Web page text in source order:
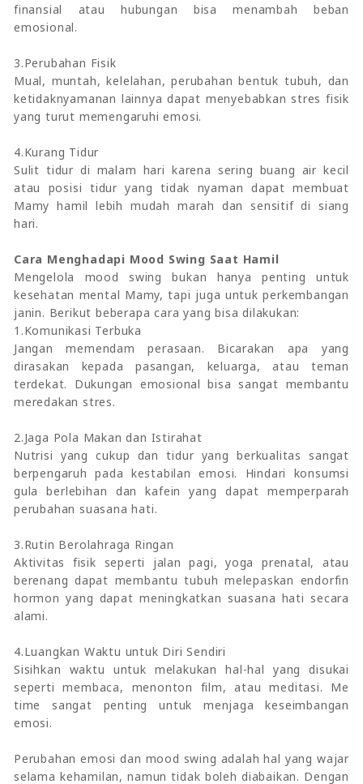
finansial atau hubungan bisa menambah beban
emosional.
3.Perubahan Fisik
Mual, muntah, kelelahan, perubahan bentuk tubuh, dan
ketidaknyamanan lainnya dapat menyebabkan stres fisik
yang turut memengaruhi emosi.
4.Kurang Tidur
Sulit tidur di malam hari karena sering buang air kecil
atau posisi tidur yang tidak nyaman dapat membuat
Mamy hamil lebih mudah marah dan sensitif di siang
hari.
Cara Menghadapi Mood Swing Saat Hamil
Mengelola mood swing bukan hanya penting untuk
kesehatan mental Mamy, tapi juga untuk perkembangan
janin. Berikut beberapa cara yang bisa dilakukan:
1.Komunikasi Terbuka
Jangan memendam perasaan. Bicarakan apa yang
dirasakan kepada pasangan, keluarga, atau teman
terdekat. Dukungan emosional bisa sangat membantu
meredakan stres.
2.Jaga Pola Makan dan Istirahat
Nutrisi yang cukup dan tidur yang berkualitas sangat
berpengaruh pada kestabilan emosi. Hindari konsumsi
gula berlebihan dan kafein yang dapat memperparah
perubahan suasana hati.
3.Rutin Berolahraga Ringan
Aktivitas fisik seperti jalan pagi, yoga prenatal, atau
berenang dapat membantu tubuh melepaskan endorfin
hormon yang dapat meningkatkan suasana hati secara
alami.
4.Luangkan Waktu untuk Diri Sendiri
Sisihkan waktu untuk melakukan hal-hal yang disukai
seperti membaca, menonton film, atau meditasi. Me
time sangat penting untuk menjaga keseimbangan
emosi.
Perubahan emosi dan mood swing adalah hal yang wajar
selama kehamilan, namun tidak boleh diabaikan. Dengan